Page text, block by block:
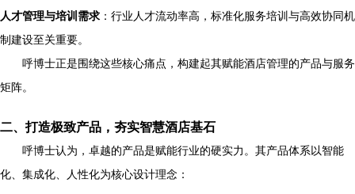
人才管理与培训需求 ：行业人才流动率高，标准化服务培训与高效协同机
制建设至关重要。
呼博士正是围绕这些核心痛点，构建起其赋能酒店管理的产品与服务
矩阵。
二、打造极致产品，夯实智慧酒店基石
呼博士认为，卓越的产品是赋能行业的硬实力。其产品体系以智能
化、集成化、人性化为核心设计理念：